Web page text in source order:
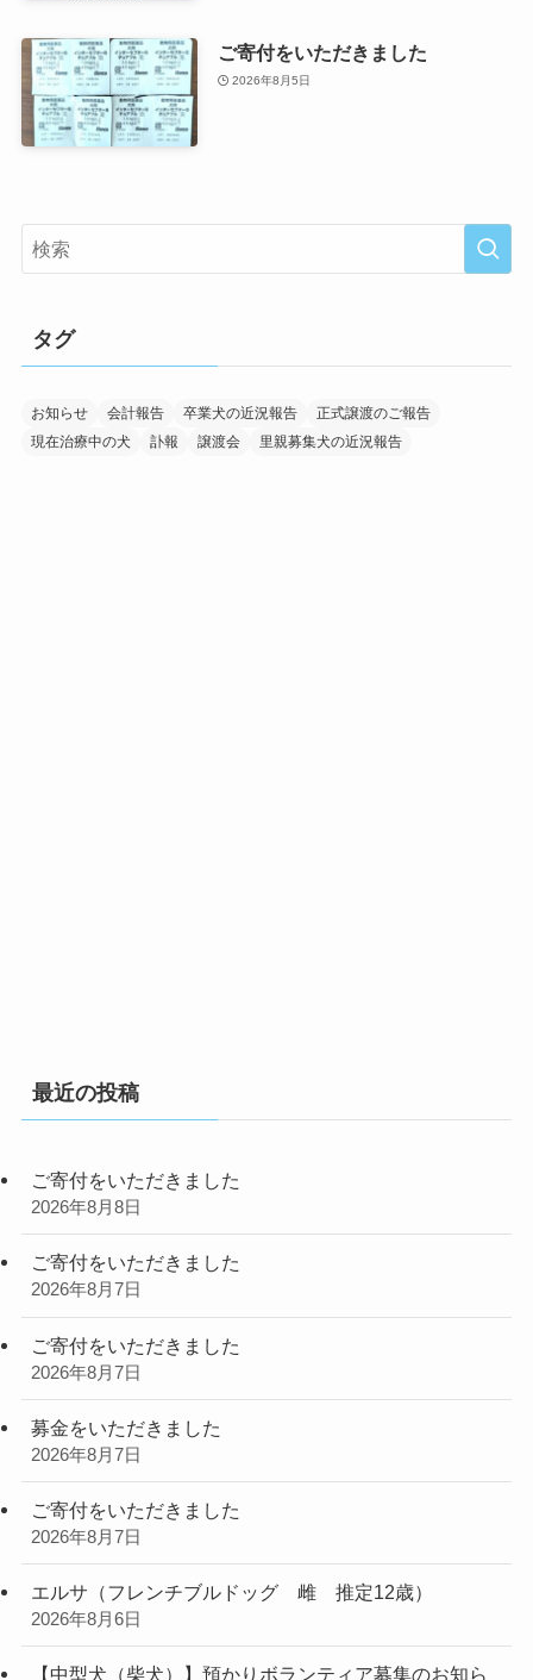
ご寄付をいただきました
2026年8月5日
タグ
お知らせ 会計報告 卒業犬の近況報告
正式譲渡のご報告
現在治療中の犬
訃報 譲渡会 里親募集犬の近況報告
最近の投稿
ご寄付をいただきました
2026年8月8日
ご寄付をいただきました
2026年8月7日
ご寄付をいただきました
2026年8月7日
募金をいただきました
2026年8月7日
ご寄付をいただきました
2026年8月7日
エルサ（フレンチブルドッグ 雌 推定12歳）
2026年8月6日
【中型犬（柴犬）】預かりボランティア募集のお知ら